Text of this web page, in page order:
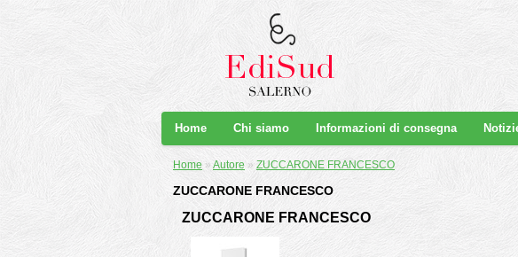
Home Chi siamo Informazioni di consegna
Home » Autore » ZUCCARONE FRANCESCO
ZUCCARONE FRANCESCO
ZUCCARONE FRANCESCO